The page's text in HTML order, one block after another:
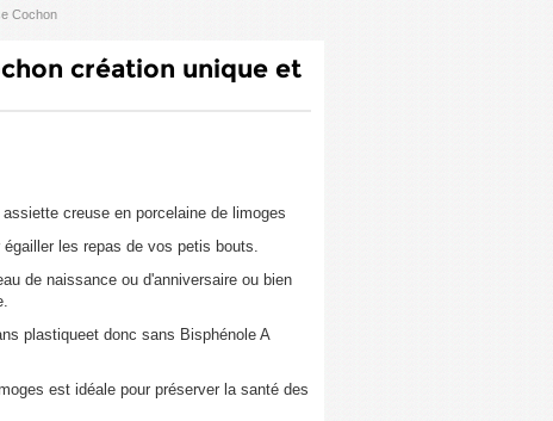
Cochon
création unique et
creuse en porcelaine de limoges
égailler les repas de vos petis bouts.
de naissance ou d'anniversaire ou bien
plastiqueet donc sans Bisphénole A
est idéale pour préserver la santé des